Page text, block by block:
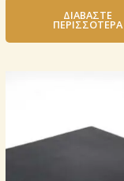
ΔΙΑΒΆΣΤΕ
ΠΕΡΙΣΣΌΤΕΡΑ